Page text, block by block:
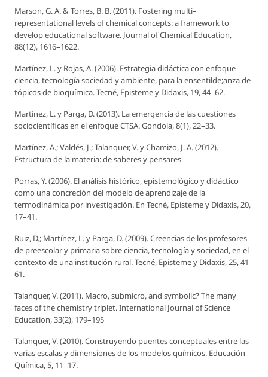
Marson, G. A. & Torres, B. B. (2011). Fostering multi–
representational levels of chemical concepts: a framework to
develop educational software. Journal of Chemical Education,
88(12), 1616–1622.
Martínez, L. y Rojas, A. (2006). Estrategia didáctica con enfoque
ciencia, tecnología sociedad y ambiente, para la ensentilde;anza de
tópicos de bioquímica.Tecné, Episteme y Didaxis, 19, 44–62.
Martínez, L. y Parga, D. (2013). La emergencia de las cuestiones
sociocientíficas en el enfoque CTSA.Gondola,8(1), 22–33.
Martínez, A.; Valdés, J.; Talanquer, V. y Chamizo, J. A. (2012).
Estructura de la materia: de saberes y pensares
Porras, Y. (2006). El análisis histórico, epistemológico y didáctico
como una concreción del modelo de aprendizaje de la
termodinámica por investigación. En Tecné, Episteme y Didaxis, 20,
17–41.
Ruiz, D.; Martínez, L. y Parga, D. (2009). Creencias de los profesores
de preescolar y primaria sobre ciencia, tecnología y sociedad, en el
contexto de una institución rural.Tecné, Episteme y Didaxis,25, 41–
61.
Talanquer, V. (2011). Macro, submicro, and symbolic? The many
faces of the chemistry triplet.International Journal of Science
Education,33(2), 179–195
Talanquer, V. (2010). Construyendo puentes conceptuales entre las
varias escalas y dimensiones de los modelos químicos. Educación
Química, 5, 11–17.